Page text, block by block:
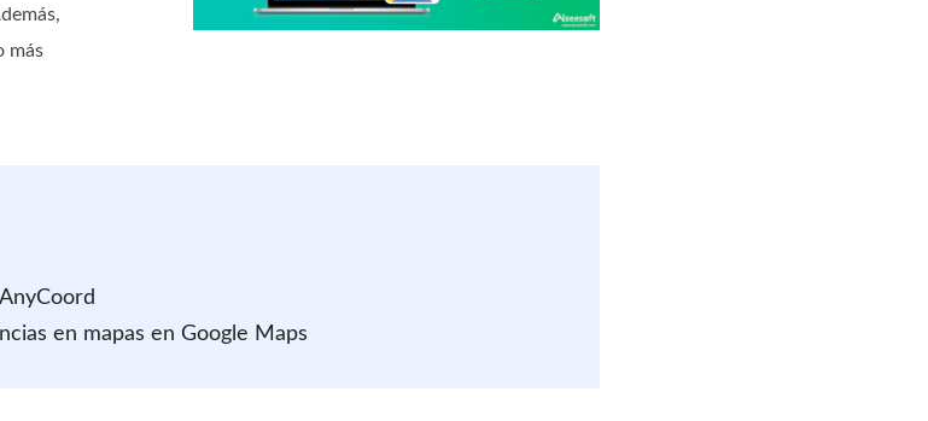
más
en mapas en Google Maps